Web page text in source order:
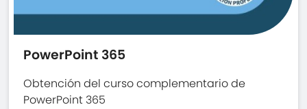
PowerPoint 365
Obtención del curso complementario de
PowerPoint 365